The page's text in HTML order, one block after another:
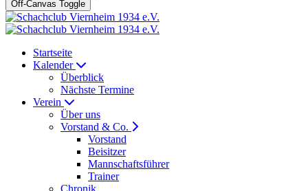
Off-Canvas Toggle
Startseite
Kalender
Überblick
Nächste Termine
Verein
Über uns
Vorstand & Co.
Vorstand
Beisitzer
Mannschaftsführer
Trainer
Chronik